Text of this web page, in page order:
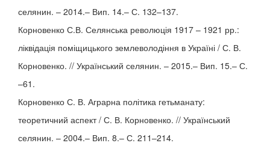
селянин. – 2014.– Вип. 14.– С. 132–137.
Корновенко С.В. Селянська революція 1917 – 1921 рр.:
ліквідація поміщицького землеволодіння в Україні / С. В.
Корновенко. // Український селянин. – 2015.– Вип. 15.– С.
–61.
Корновенко С. В. Аграрна політика гетьманату:
теоретичний аспект / С. В. Корновенко. // Український
селянин. – 2004.– Вип. 8.– С. 211–214.